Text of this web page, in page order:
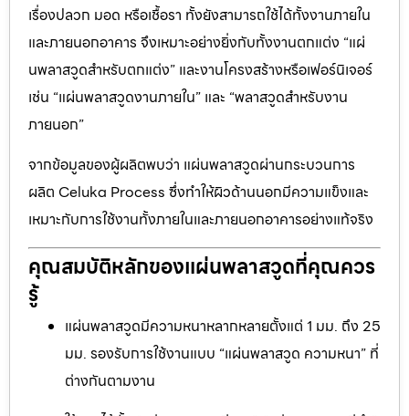
เรื่องปลวก มอด หรือเชื้อรา ทั้งยังสามารถใช้ได้ทั้งงานภายใน
และภายนอกอาคาร จึงเหมาะอย่างยิ่งกับทั้งงานตกแต่ง “แผ่
นพลาสวูดสำหรับตกแต่ง” และงานโครงสร้างหรือเฟอร์นิเจอร์
เช่น “แผ่นพลาสวูดงานภายใน” และ “พลาสวูดสำหรับงาน
ภายนอก”
จากข้อมูลของผู้ผลิตพบว่า แผ่นพลาสวูดผ่านกระบวนการ
ผลิต Celuka Process ซึ่งทำให้ผิวด้านนอกมีความแข็งและ
เหมาะกับการใช้งานทั้งภายในและภายนอกอาคารอย่างแท้จริง
คุณสมบัติหลักของแผ่นพลาสวูดที่คุณควร
รู้
แผ่นพลาสวูดมีความหนาหลากหลายตั้งแต่ 1 มม. ถึง 25
มม. รองรับการใช้งานแบบ “แผ่นพลาสวูด ความหนา” ที่
ต่างกันตามงาน